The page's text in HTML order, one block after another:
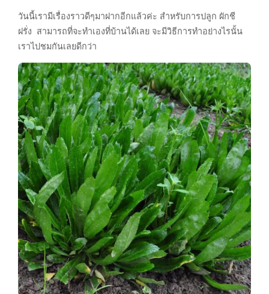
วันนี้เรามีเรื่องราวดีๆมาฝากอีกแล้วค่ะ สำหรับการปลูก ผักชี
ฝรั่ง สามารถที่จะทำเองที่บ้านได้เลย จะมีวิธีการทำอย่างไรนั้น
เราไปชมกันเลยดีกว่า